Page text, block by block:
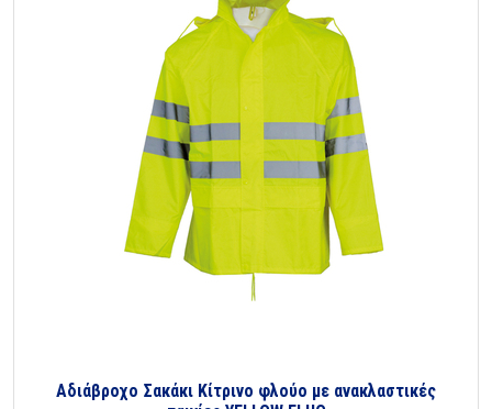
Αδιάβροχο Σακάκι Κίτρινο φλούο με ανακλαστικές